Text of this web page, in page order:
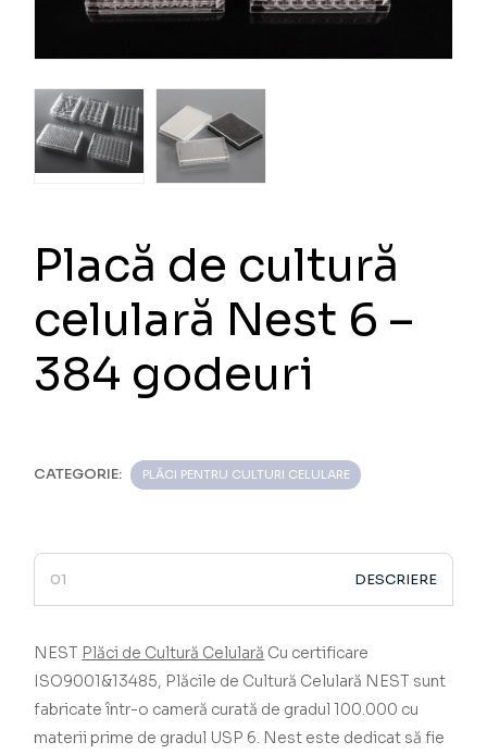
Placă de cultură
celulară Nest 6 –
384 godeuri
CATEGORIE: PLĂCI PENTRU CULTURI CELULARE
DESCRIERE
NEST Plăci de Cultură Celulară ­­­­­­­­­­­­­­­­­­­­­­­­­­­­­ Cu certificare
ISO9001&13485, Plăcile de Cultură Celulară NEST sunt
fabricate într-o cameră curată de gradul 100.000 cu
materii prime de gradul USP 6. Nest este dedicat să fie